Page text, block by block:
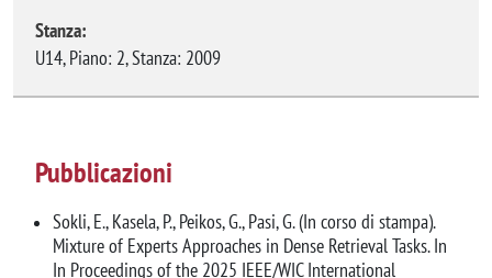
Stanza:
U14, Piano: 2, Stanza: 2009
Pubblicazioni
Sokli, E., Kasela, P., Peikos, G., Pasi, G. (In corso di stampa).
Mixture of Experts Approaches in Dense Retrieval Tasks. In
In Proceedings of the 2025 IEEE/WIC International